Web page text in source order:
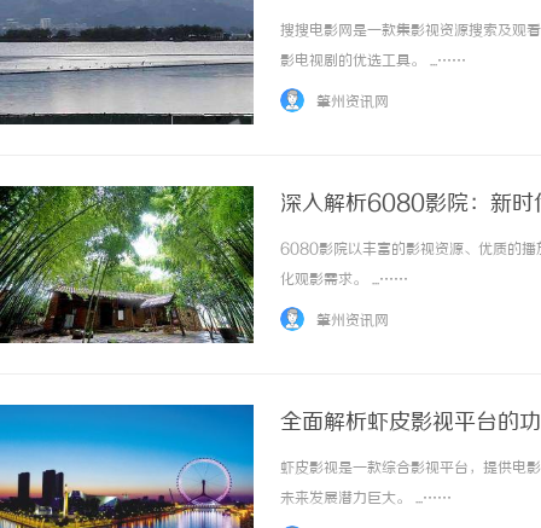
搜搜电影网是一款集影视资源搜索及观
影电视剧的优选工具。 ...……
肇州资讯网
深入解析6080影院：新时
6080影院以丰富的影视资源、优质的播
化观影需求。 ...……
肇州资讯网
全面解析虾皮影视平台的
虾皮影视是一款综合影视平台，提供电
未来发展潜力巨大。 ...……